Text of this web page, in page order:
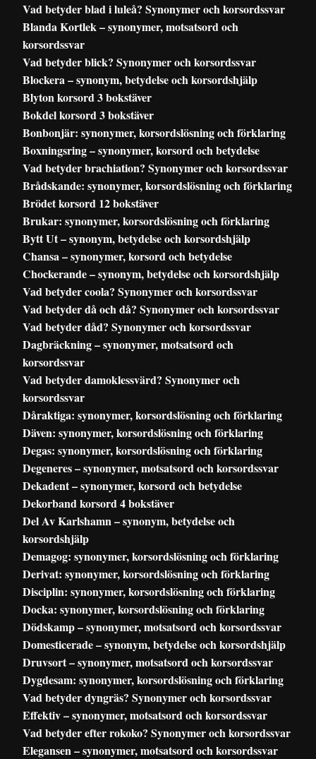
Vad betyder blad i luleå? Synonymer och korsordssvar
Blanda Kortlek – synonymer, motsatsord och
korsordssvar
Vad betyder blick? Synonymer och korsordssvar
Blockera – synonym, betydelse och korsordshjälp
Blyton korsord 3 bokstäver
Bokdel korsord 3 bokstäver
Bonbonjär: synonymer, korsordslösning och förklaring
Boxningsring – synonymer, korsord och betydelse
Vad betyder brachiation? Synonymer och korsordssvar
Brådskande: synonymer, korsordslösning och förklaring
Brödet korsord 12 bokstäver
Brukar: synonymer, korsordslösning och förklaring
Bytt Ut – synonym, betydelse och korsordshjälp
Chansa – synonymer, korsord och betydelse
Chockerande – synonym, betydelse och korsordshjälp
Vad betyder coola? Synonymer och korsordssvar
Vad betyder då och då? Synonymer och korsordssvar
Vad betyder dåd? Synonymer och korsordssvar
Dagbräckning – synonymer, motsatsord och
korsordssvar
Vad betyder damoklessvärd? Synonymer och
korsordssvar
Dåraktiga: synonymer, korsordslösning och förklaring
Däven: synonymer, korsordslösning och förklaring
Degas: synonymer, korsordslösning och förklaring
Degeneres – synonymer, motsatsord och korsordssvar
Dekadent – synonymer, korsord och betydelse
Dekorband korsord 4 bokstäver
Del Av Karlshamn – synonym, betydelse och
korsordshjälp
Demagog: synonymer, korsordslösning och förklaring
Derivat: synonymer, korsordslösning och förklaring
Disciplin: synonymer, korsordslösning och förklaring
Docka: synonymer, korsordslösning och förklaring
Dödskamp – synonymer, motsatsord och korsordssvar
Domesticerade – synonym, betydelse och korsordshjälp
Druvsort – synonymer, motsatsord och korsordssvar
Dygdesam: synonymer, korsordslösning och förklaring
Vad betyder dyngräs? Synonymer och korsordssvar
Effektiv – synonymer, motsatsord och korsordssvar
Vad betyder efter rokoko? Synonymer och korsordssvar
Elegansen – synonymer, motsatsord och korsordssvar